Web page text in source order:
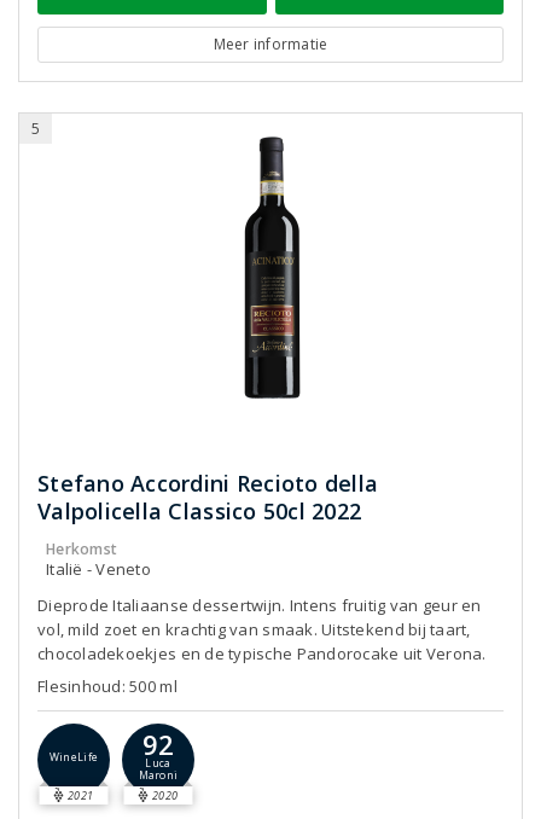
Meer informatie
5
Stefano Accordini Recioto della
Valpolicella Classico 50cl 2022
Herkomst
Italië - Veneto
Dieprode Italiaanse dessertwijn. Intens fruitig van geur en
vol, mild zoet en krachtig van smaak. Uitstekend bij taart,
chocoladekoekjes en de typische Pandorocake uit Verona.
Flesinhoud: 500 ml
WineLife
2021
92
Luca
Maroni
2020